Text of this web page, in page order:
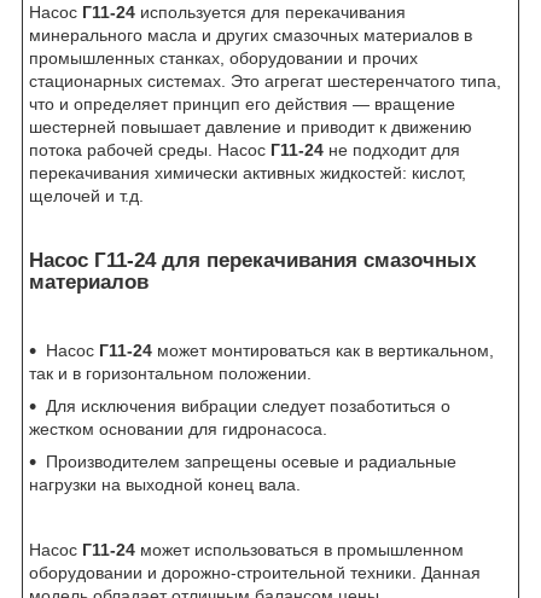
Насос Г11-24 используется для перекачивания
минерального масла и других смазочных материалов в
промышленных станках, оборудовании и прочих
стационарных системах. Это агрегат шестеренчатого типа,
что и определяет принцип его действия — вращение
шестерней повышает давление и приводит к движению
потока рабочей среды. Насос Г11-24 не подходит для
перекачивания химически активных жидкостей: кислот,
щелочей и т.д.
Насос Г11-24 для перекачивания смазочных
материалов
Насос Г11-24 может монтироваться как в вертикальном,
так и в горизонтальном положении.
Для исключения вибрации следует позаботиться о
жестком основании для гидронасоса.
Производителем запрещены осевые и радиальные
нагрузки на выходной конец вала.
Насос Г11-24 может использоваться в промышленном
оборудовании и дорожно-строительной техники. Данная